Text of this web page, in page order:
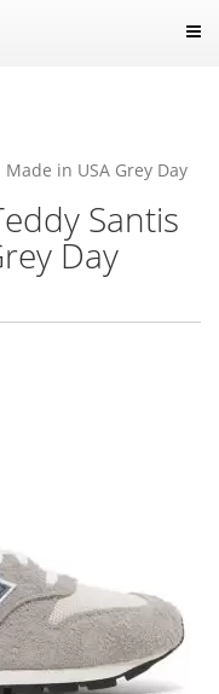
in USA Grey Day
Santis
Day